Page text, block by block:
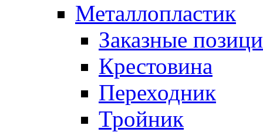
Металлопластик
Заказные
Крестовина
Переходник
Тройник